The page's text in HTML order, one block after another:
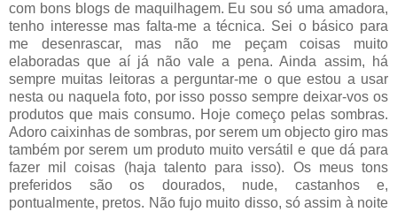
com bons blogs de maquilhagem. Eu sou só uma amadora,
tenho interesse mas falta-me a técnica. Sei o básico para
me desenrascar, mas não me peçam coisas muito
elaboradas que aí já não vale a pena. Ainda assim, há
sempre muitas leitoras a perguntar-me o que estou a usar
nesta ou naquela foto, por isso posso sempre deixar-vos os
produtos que mais consumo. Hoje começo pelas sombras.
Adoro caixinhas de sombras, por serem um objecto giro mas
também por serem um produto muito versátil e que dá para
fazer mil coisas (haja talento para isso). Os meus tons
preferidos são os dourados, nude, castanhos e,
pontualmente, pretos. Não fujo muito disso, só assim à noite